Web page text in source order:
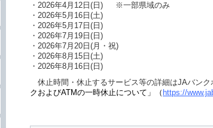
・2026年4月12日(日) ※一部県域のみ
・2026年5月16日(土)
・2026年5月17日(日)
・2026年7月19日(日)
・2026年7月20日(月・祝)
・2026年8月15日(土)
・2026年8月16日(日)
休止時間・休止するサービス等の詳細はJAバンク
クおよびATMの一時休止について」（ https://